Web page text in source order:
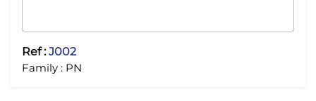
Ref :J002
Family : PN